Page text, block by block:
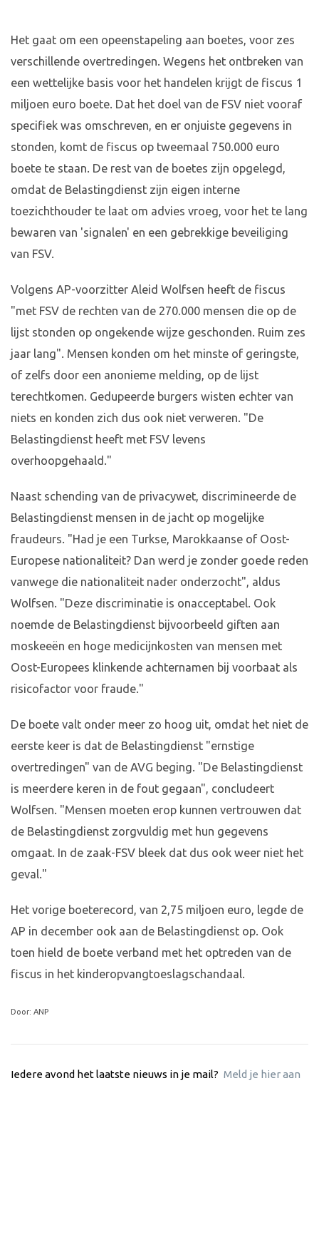
Het gaat om een opeenstapeling aan boetes, voor zes
verschillende overtredingen. Wegens het ontbreken van
een wettelijke basis voor het handelen krijgt de fiscus 1
miljoen euro boete. Dat het doel van de FSV niet vooraf
specifiek was omschreven, en er onjuiste gegevens in
stonden, komt de fiscus op tweemaal 750.000 euro
boete te staan. De rest van de boetes zijn opgelegd,
omdat de Belastingdienst zijn eigen interne
toezichthouder te laat om advies vroeg, voor het te lang
bewaren van 'signalen' en een gebrekkige beveiliging
van FSV.
Volgens AP-voorzitter Aleid Wolfsen heeft de fiscus
"met FSV de rechten van de 270.000 mensen die op de
lijst stonden op ongekende wijze geschonden. Ruim zes
jaar lang". Mensen konden om het minste of geringste,
of zelfs door een anonieme melding, op de lijst
terechtkomen. Gedupeerde burgers wisten echter van
niets en konden zich dus ook niet verweren. "De
Belastingdienst heeft met FSV levens
overhoopgehaald."
Naast schending van de privacywet, discrimineerde de
Belastingdienst mensen in de jacht op mogelijke
fraudeurs. "Had je een Turkse, Marokkaanse of Oost-
Europese nationaliteit? Dan werd je zonder goede reden
vanwege die nationaliteit nader onderzocht", aldus
Wolfsen. "Deze discriminatie is onacceptabel. Ook
noemde de Belastingdienst bijvoorbeeld giften aan
moskeeën en hoge medicijnkosten van mensen met
Oost-Europees klinkende achternamen bij voorbaat als
risicofactor voor fraude."
De boete valt onder meer zo hoog uit, omdat het niet de
eerste keer is dat de Belastingdienst "ernstige
overtredingen" van de AVG beging. "De Belastingdienst
is meerdere keren in de fout gegaan", concludeert
Wolfsen. "Mensen moeten erop kunnen vertrouwen dat
de Belastingdienst zorgvuldig met hun gegevens
omgaat. In de zaak-FSV bleek dat dus ook weer niet het
geval."
Het vorige boeterecord, van 2,75 miljoen euro, legde de
AP in december ook aan de Belastingdienst op. Ook
toen hield de boete verband met het optreden van de
fiscus in het kinderopvangtoeslagschandaal.
Door: ANP
Iedere avond het laatste nieuws in je mail? Meld je hier aan